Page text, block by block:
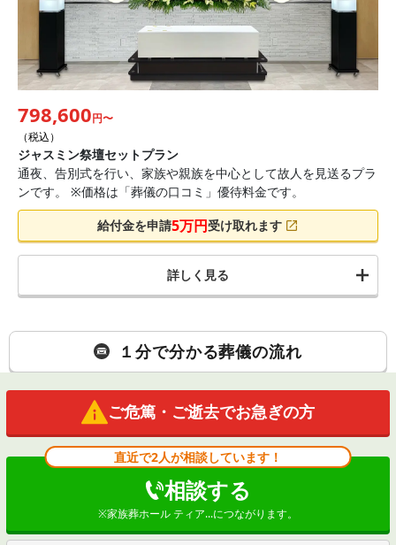
798,600円〜
（税込）
ジャスミン祭壇セットプラン
通夜、告別式を行い、家族や親族を中心として故人を見送るプラ
ンです。 ※価格は「葬儀の口コミ」優待料金です。
給付金を申請5万円受け取れます
詳しく見る
１分で分かる葬儀の流れ
ご危篤・ご逝去でお急ぎの方
直近で2人が相談しています！
相談する
※家族葬ホール ティア...につながります。